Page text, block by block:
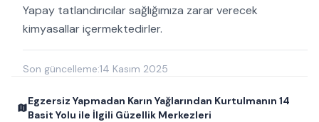
Yapay tatlandırıcılar sağlığımıza zarar verecek
kimyasallar içermektedirler.
Son güncelleme:14 Kasım 2025
Egzersiz Yapmadan Karın Yağlarından Kurtulmanın 14
Basit Yolu ile İlgili Güzellik Merkezleri